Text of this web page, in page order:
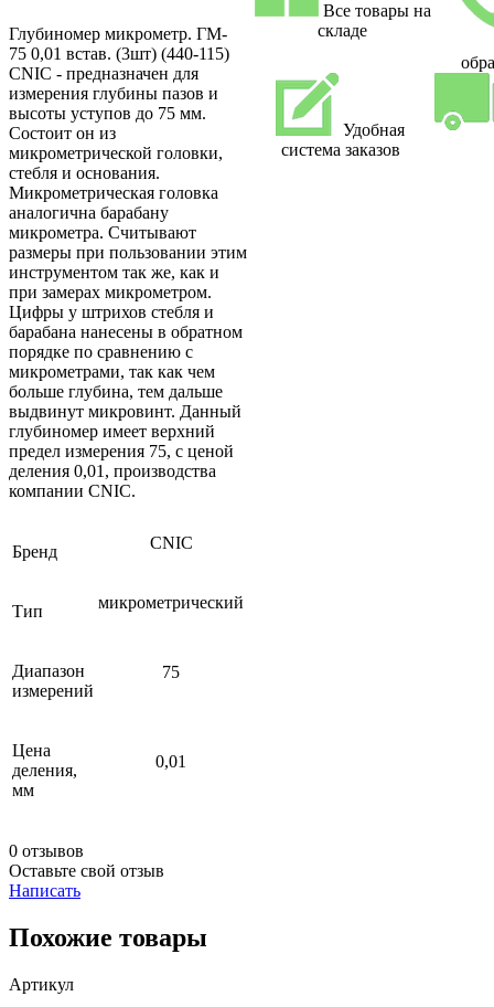
Глубиномер микрометр. ГМ-
75 0,01 встав. (3шт) (440-115)
CNIC - предназначен для
измерения глубины пазов и
высоты уступов до 75 мм.
Состоит он из
микрометрической головки,
стебля и основания.
Микрометрическая головка
аналогична барабану
микрометра. Считывают
размеры при пользовании этим
инструментом так же, как и
при замерах микрометром.
Цифры у штрихов стебля и
барабана нанесены в обратном
порядке по сравнению с
микрометрами, так как чем
больше глубина, тем дальше
выдвинут микровинт. Данный
глубиномер имеет верхний
предел измерения 75, с ценой
деления 0,01, производства
компании CNIC.
Бренд CNIC
Тип микрометрический
Диапазон
измерений
75
Цена
деления,
мм
0,01
0 отзывов
Оставьте свой отзыв
Написать
Все товары на
складе
Удобная
система заказов
Похожие товары
Артикул